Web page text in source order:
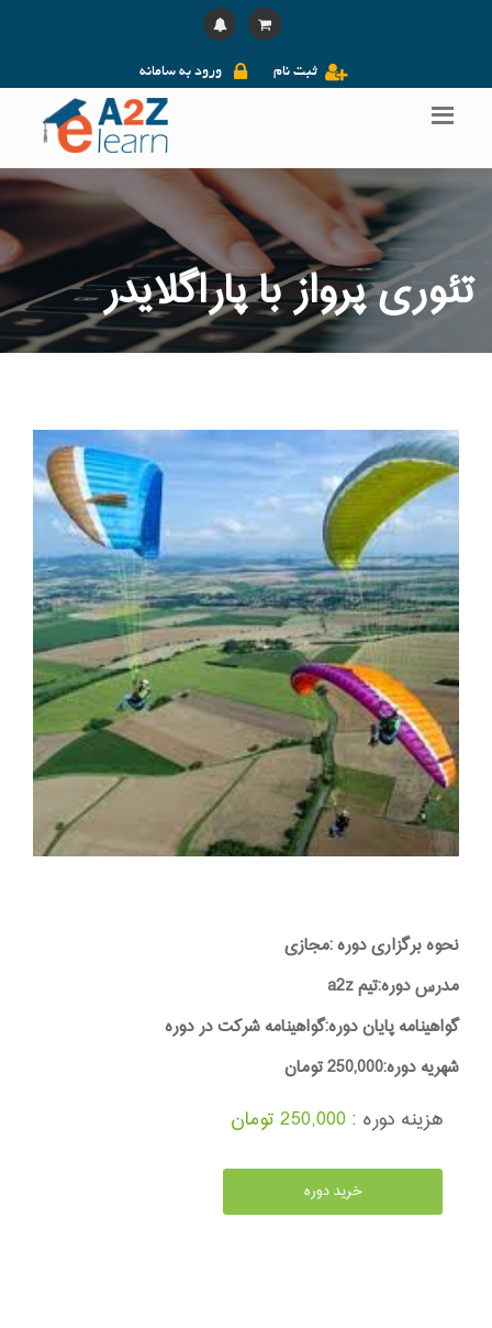
ورود به سامانه ثبت نام
تئوری پرواز با پاراگلایدر
نحوه برگزاری دوره :مجازی
مدرس دوره:تیم a2z
گواهینامه پایان دوره:گواهینامه شرکت در دوره
شهریه دوره:250,000 تومان
هزینه دوره : 250,000 تومان
خرید دوره